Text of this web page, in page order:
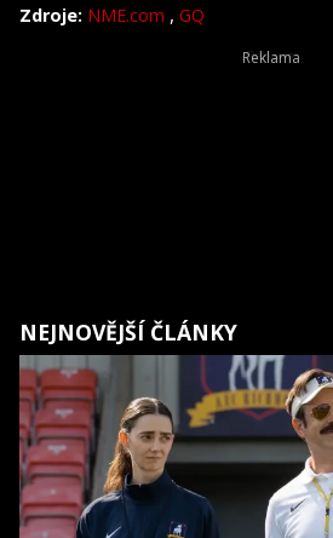
Zdroje: NME.com , GQ
NEJNOVĚJŠÍ ČLÁNKY